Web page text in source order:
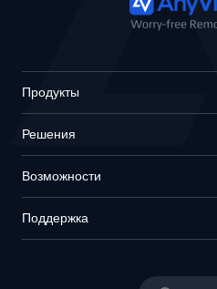
Продукты
Решения
Возможности
Поддержка